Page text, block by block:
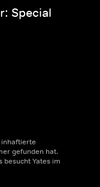
Special
inhaftierte
gefunden hat.
besucht Yates im